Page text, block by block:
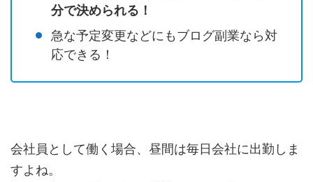
分で決められる！
急な予定変更などにもブログ副業なら対
応できる！
会社員として働く場合、昼間は毎日会社に出勤しま
すよね。